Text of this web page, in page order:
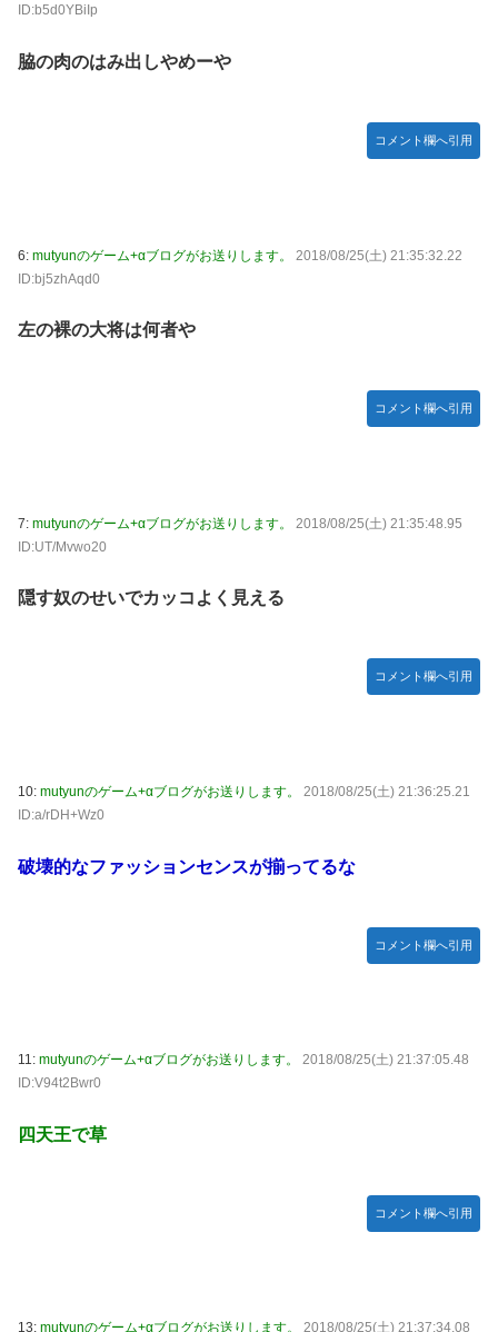
New!
連合のモルモット部隊の部隊長になりました 第45話
あんこ仕立て 第45話
位がこちら！
ソフトの入れ替えなんて10秒で済むのにそれを面倒くさいと
【にじさんじ】本日20時から、ののはとあゆゆでコラボ！
長し世界を不安定化させるだけ」
積水ハウス「地面師に55億円騙し取られた…」ワイ「はえー
性接待を行い審判を買収していたことが発覚…（ﾌﾞﾙﾌﾞﾙ」＝
韓国の反応
冨里奈央ちゃん、罰ゲームのセミをずっと気にしてたｗ【乃
モーニング娘。'25『気になるその気の歌』ってガチで名曲
ID:b5d0YBiIp
脇の肉のはみ出しやめーや
コメント欄へ引用
6: mutyunのゲーム+αブログがお送りします。
2018/08/25(土) 21:35:32.22
ID:bj5zhAqd0
左の裸の大将は何者や
コメント欄へ引用
7: mutyunのゲーム+αブログがお送りします。
2018/08/25(土) 21:35:48.95
ID:UT/Mvwo20
隠す奴のせいでカッコよく見える
コメント欄へ引用
10: mutyunのゲーム+αブログがお送りします。
2018/08/25(土) 21:36:25.21
ID:a/rDH+Wz0
破壊的なファッションセンスが揃ってるな
コメント欄へ引用
11: mutyunのゲーム+αブログがお送りします。
2018/08/25(土) 21:37:05.48
ID:V94t2Bwr0
四天王で草
コメント欄へ引用
13: mutyunのゲーム+αブログがお送りします。 2018/08/25(土) 21:37:34.08